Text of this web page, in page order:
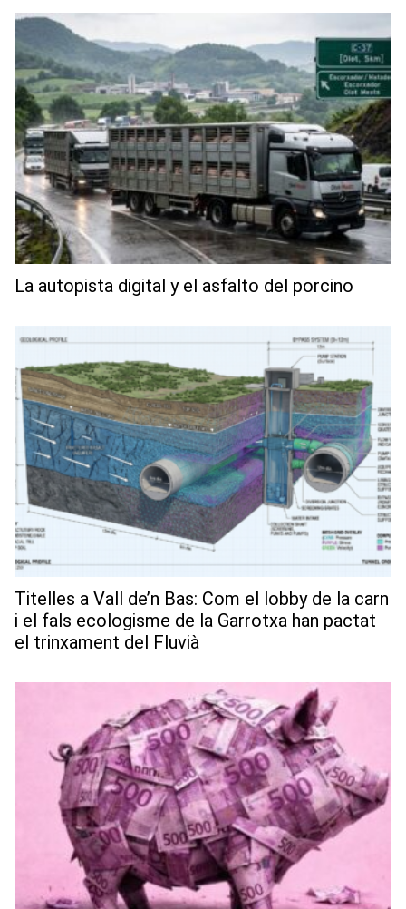
La autopista digital y el asfalto del porcino
Titelles a Vall de’n Bas: Com el lobby de la carn
i el fals ecologisme de la Garrotxa han pactat
el trinxament del Fluvià